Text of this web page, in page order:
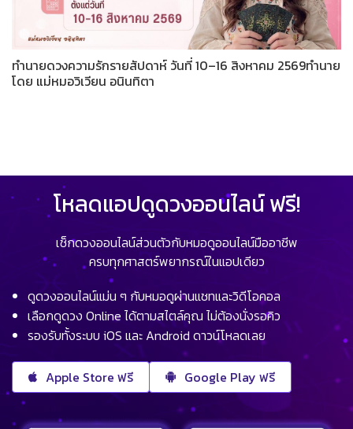
ทำนายดวงความรักรายสัปดาห์ วันที่ 10–16 สิงหาคม 2569ทำนาย
โดย แม่หมอวิเวียน อนินทิตา
โหลดแอปดูดวงออนไลน์ ฟรี!
เช็กดวงออนไลน์ส่วนตัวกับหมอดูออนไลน์มืออาชีพ
ครบทุกศาสตร์พยากรณ์ในแอปเดียว
ดูดวงออนไลน์แม่น ๆ กับหมอดูผ่านแชทและวิดีโอคอล
เลือกดูดวง Online ได้ตามสไตล์คุณ ไม่ต้องนั่งรอคิว
รองรับทั้งระบบ iOS และ Android ดาวน์โหลดเลย
Apple Store ฟรี Google Play ฟรี